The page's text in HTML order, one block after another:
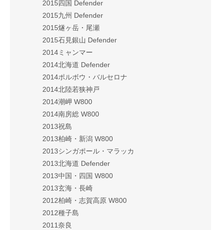
2015四国 Defender
2015九州 Defender
2015燧ヶ岳・尾瀬
2015石見銀山 Defender
2014ミャンマー
2014北海道 Defender
2014ポルボウ・バルセロナ
2014北陸若狭神戸
2014潮岬 W800
2014南房総 W800
2013祝島
2013柏崎・新潟 W800
2013シンガポール・マラッカ
2013北海道 Defender
2013中国・四国 W800
2013玄海・長崎
2012柏崎・志賀高原 W800
2012種子島
2011奈良